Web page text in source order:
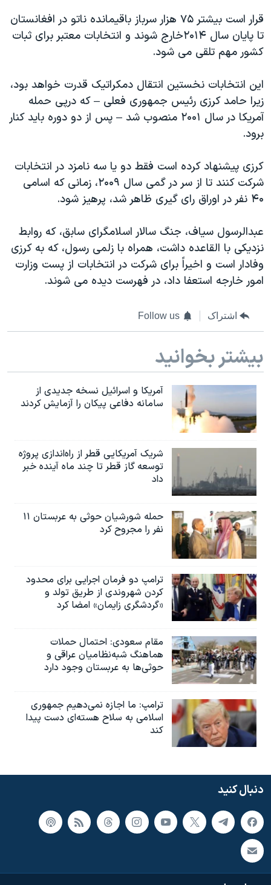
قرار است بیشتر ۷۵ هزار سرباز باقیمانده ناتو در افغانستان
تا پایان سال ۲۰۱۴خارج شوند و انتخابات معتبر برای ثبات
کشور مهم تلقی می شود.
این انتخابات نخستین انتقال دمکراتیک قدرت خواهد بود،
زیرا حامد کرزی رئیس جمهوری فعلی – که درپی حمله
آمریکا در سال ۲۰۰۱ منصوب شد – پس از دو دوره باید کنار
برود.
کرزی پیشنهاد کرده است فقط دو یا سه نامزد در انتخابات
شرکت کنند تا از سر در گمی سال ۲۰۰۹، زمانی که اسامی
۴۰ نفر در اوراق رای گیری ظاهر شد، پرهیز شود.
عبدالرسول سیاف، جنگ سالار اسلامگرای سابق، که روابط
نزدیکی با القاعده داشت، همراه با زلمی رسول، که به کرزی
وفادار است و اخیراً برای شرکت در انتخابات از پست وزارت
امور خارجه استعفا داد، در فهرست دیده می شوند.
اشتراک Follow us
بیشتر بخوانید
آمریکا و اسرائیل نسخه جدیدی از
سامانه دفاعی پیکان را آزمایش کردند
شریک آمریکایی قطر از راه‌اندازی پروژه
توسعه گاز قطر تا چند ماه آینده خبر
داد
حمله شورشیان حوثی به عربستان ۱۱
نفر را مجروح کرد
ترامپ دو فرمان اجرایی برای محدود
کردن شهروندی از طریق تولد و
«گردشگری زایمان» امضا کرد
مقام سعودی: احتمال حملات
هماهنگ شبه‌نظامیان عراقی و
حوثی‌ها به عربستان وجود دارد
ترامپ: ما اجازه نمی‌دهیم جمهوری
اسلامی به سلاح هسته‌ای دست پیدا
کند
دنبال کنید